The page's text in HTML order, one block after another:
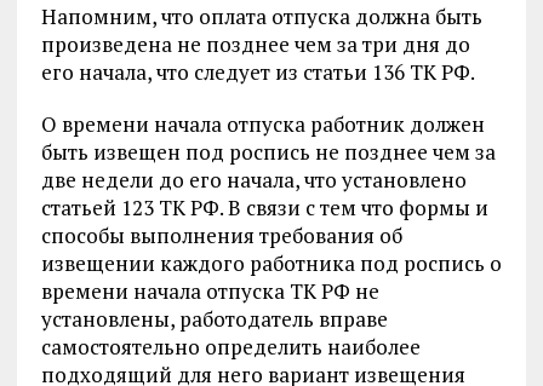
Напомним, что оплата отпуска должна быть
произведена не позднее чем за три дня до
его начала, что следует из статьи 136 ТК РФ.
О времени начала отпуска работник должен
быть извещен под роспись не позднее чем за
две недели до его начала, что установлено
статьей 123 ТК РФ. В связи с тем что формы и
способы выполнения требования об
извещении каждого работника под роспись о
времени начала отпуска ТК РФ не
установлены, работодатель вправе
самостоятельно определить наиболее
подходящий для него вариант извещения